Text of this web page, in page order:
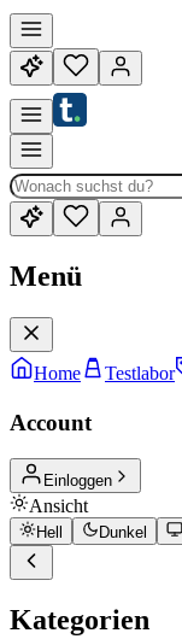
Menü
Home Testlabor
Account
Einloggen
Ansicht
Hell Dunkel
Kategorien